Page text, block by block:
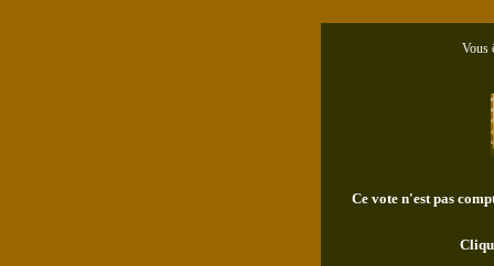
Vous
Ce vote n'est pas